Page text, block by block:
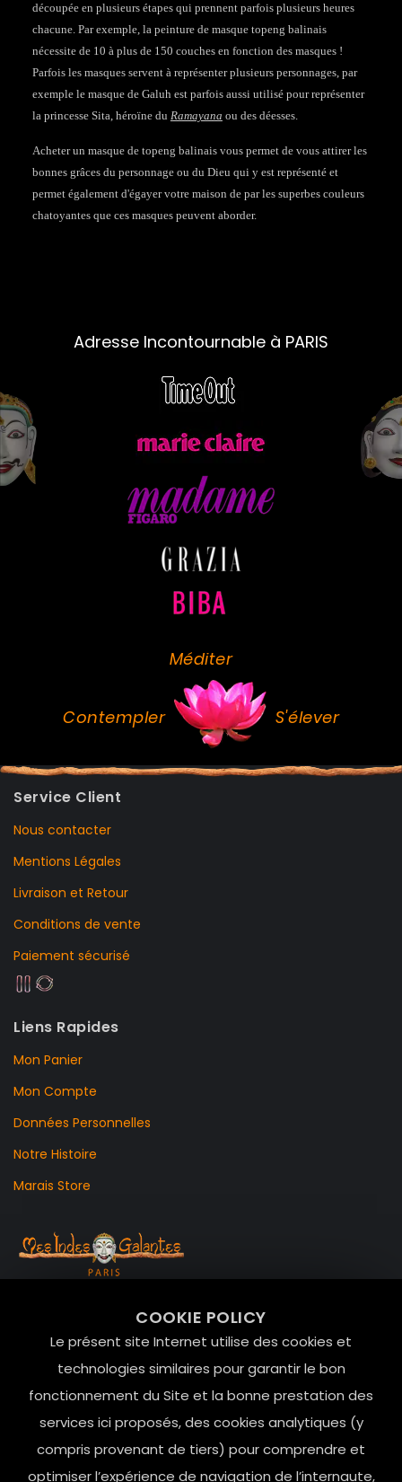
COOKIE POLICY
Le présent site Internet utilise des cookies et
technologies similaires pour garantir le bon
fonctionnement du Site et la bonne prestation des
services ici proposés, des cookies analytiques (y
compris provenant de tiers) pour comprendre et
optimiser l’expérience de navigation de l’internaute,
découpée en plusieurs étapes qui prennent parfois plusieurs heures
chacune. Par exemple, la peinture de masque topeng balinais
nécessite de 10 à plus de 150 couches en fonction des masques !
Parfois les masques servent à représenter plusieurs personnages, par
exemple le masque de Galuh est parfois aussi utilisé pour représenter
la princesse Sita, héroïne du Ramayana ou des déesses.
Acheter un masque de topeng balinais vous permet de vous attirer les
bonnes grâces du personnage ou du Dieu qui y est représenté et
permet également d'égayer votre maison de par les superbes couleurs
chatoyantes que ces masques peuvent aborder.
Adresse Incontournable à PARIS
Méditer
Contempler S'élever
Service Client
Nous contacter
Mentions Légales
Livraison et Retour
Conditions de vente
Paiement sécurisé
Liens Rapides
Mon Panier
Mon Compte
Données Personnelles
Notre Histoire
Marais Store
Le Marais, 75004 Paris
contact@mesindesgalantes.com
01.42.72.42.51